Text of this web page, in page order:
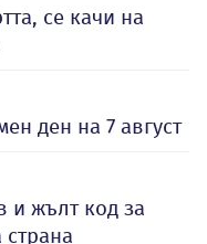
се качи на
ден на 7 август
и жълт код за